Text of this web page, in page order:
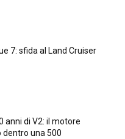
7: sfida al Land Cruiser
anni di V2: il motore
dentro una 500